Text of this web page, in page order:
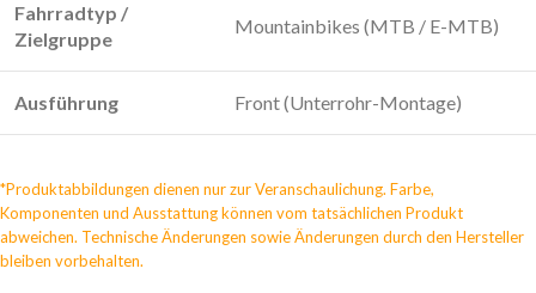
Fahrradtyp /
Zielgruppe
Mountainbikes (MTB / E-MTB)
Ausführung Front (Unterrohr-Montage)
*Produktabbildungen dienen nur zur Veranschaulichung. Farbe,
Komponenten und Ausstattung können vom tatsächlichen Produkt
abweichen. Technische Änderungen sowie Änderungen durch den Hersteller
bleiben vorbehalten.